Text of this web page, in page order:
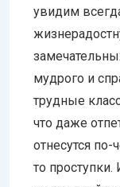
увидим
мудрого и
трудные
что даже
отнесутся по-
то проступки.